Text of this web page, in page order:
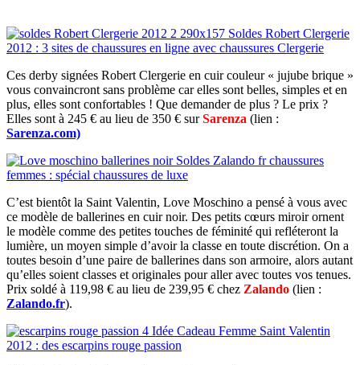
Ces derby signées Robert Clergerie en cuir couleur « jujube brique »
vous convaincront sans problème car elles sont belles, simples et en
plus, elles sont confortables ! Que demander de plus ? Le prix ?
Elles sont à 245 € au lieu de 350 € surSarenza (lien :
Sarenza.com)
C’est bientôt la Saint Valentin, Love Moschino a pensé à vous avec
ce modèle de ballerines en cuir noir. Des petits cœurs miroir ornent
le modèle comme des petites touches de féminité qui refléteront la
lumière, un moyen simple d’avoir la classe en toute discrétion. On a
toutes besoin d’une paire de ballerines dans son armoire, alors autant
qu’elles soient classes et originales pour aller avec toutes vos tenues.
Prix soldé à 119,98 € au lieu de 239,95 € chez Zalando (lien :
Zalando.fr).